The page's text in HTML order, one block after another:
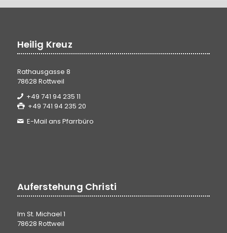
Heilig Kreuz
Rathausgasse 8
78628 Rottweil
+49 741 94 235 11
+49 741 94 235 20
E-Mail ans Pfarrbüro
Auferstehung Christi
Im St. Michael 1
78628 Rottweil